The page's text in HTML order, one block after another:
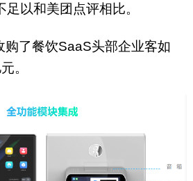
以和美团点评相比。
了餐饮SaaS头部企业客如
。